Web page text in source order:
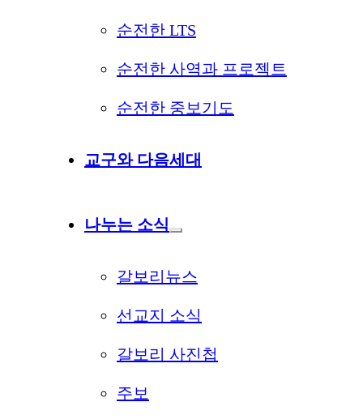
순전한 LTS
순전한 사역과 프로젝트
순전한 중보기도
교구와 다음세대
나누는 소식
갈보리뉴스
선교지 소식
갈보리 사진첩
주보